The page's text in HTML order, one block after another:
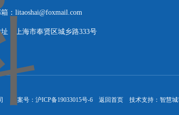
：litaoshai@foxmail.com
：上海市奉贤区城乡路333号
司 备案号：沪ICP备19033015号-6 返回首页技术支持： 智慧城